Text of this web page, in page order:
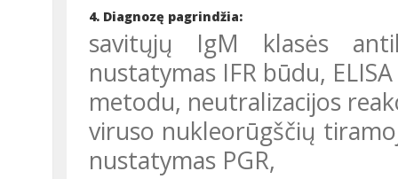
4. Diagnozę pagrindžia:
savitųjų IgM klasės
nustatymas IFR būdu, ELISA
metodu, neutralizacijos
viruso nukleorūgščių
nustatymas PGR,